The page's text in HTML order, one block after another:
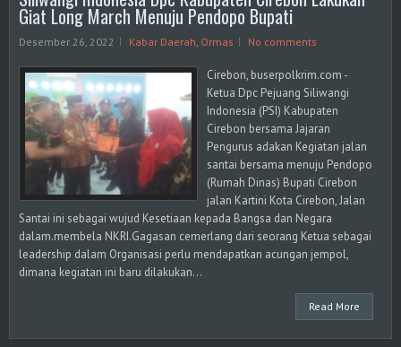
Giat Long March Menuju Pendopo Bupati
Desember 26, 2022 Kabar Daerah Ormas No comments
Cirebon, buserpolkrim.com -
Ketua Dpc Pejuang Siliwangi
Indonesia (PSI) Kabupaten
Cirebon bersama Jajaran
Pengurus adakan Kegiatan jalan
santai bersama menuju Pendopo
(Rumah Dinas) Bupati Cirebon
jalan Kartini Kota Cirebon, Jalan
Santai ini sebagai wujud Kesetiaan kepada Bangsa dan Negara
dalam.membela NKRI.Gagasan cemerlang dari seorang Ketua sebagai
leadership dalam Organisasi perlu mendapatkan acungan jempol,
dimana kegiatan ini baru dilakukan...
Read More